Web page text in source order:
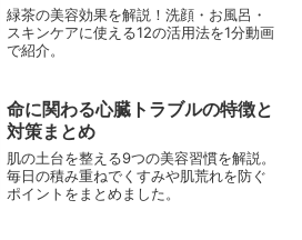
緑茶の美容効果を解説！洗顔・お風呂・
スキンケアに使える12の活用法を1分動画
で紹介。
命に関わる心臓トラブルの特徴と
対策まとめ
肌の土台を整える9つの美容習慣を解説。
毎日の積み重ねでくすみや肌荒れを防ぐ
ポイントをまとめました。